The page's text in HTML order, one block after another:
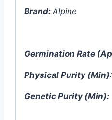
Brand: Alpine
Germination Rate
Physical Purity (Min)
Genetic Purity (Min):